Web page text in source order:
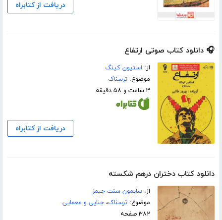
دریافت از کتابراه
🎧 دانلود کتاب صوتی ارتفاع
از: استیون کینگ
موضوع:ترسناک
۳ ساعت و ۵۸ دقیقه
دریافت از کتابراه
دانلود کتاب دختران درهم شکسته
از:سایمون سنت جیمز
موضوع:ترسناک،جنایی و معمایی
۳۸۲ صفحه